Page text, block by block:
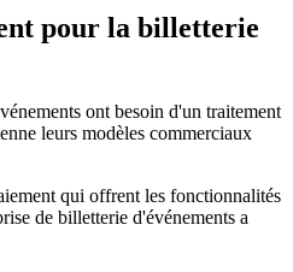
pour la billetterie
ont besoin d'un traitement
leurs modèles commerciaux
qui offrent les fonctionnalités
de billetterie d'événements a